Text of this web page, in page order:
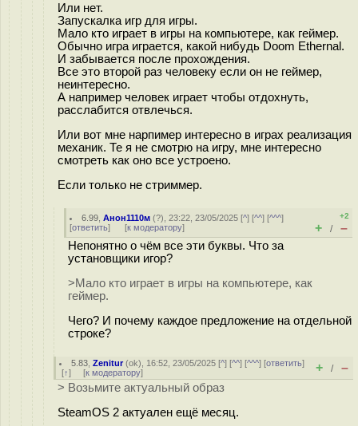
Или нет.
Запускалка игр для игры.
Мало кто играет в игры на компьютере, как геймер.
Обычно игра играется, какой нибудь Doom Ethernal.
И забывается после прохождения.
Все это второй раз человеку если он не геймер,
неинтересно.
А например человек играет чтобы отдохнуть,
расслабится отвлечься.
Или вот мне нарпимер интересно в играх реализация
механик. Те я не смотрю на игру, мне интересно
смотреть как оно все устроено.
Если только не стриммер.
6.99 ,Анон1110м (?), 23:22, 23/05/2025 [^] [^^] [^^^]
[ответить] [к модератору]
+2
+ / –
Непонятно о чём все эти буквы. Что за
установщики игор?
>Мало кто играет в игры на компьютере, как
геймер.
Чего? И почему каждое предложение на отдельной
строке?
5.83 ,Zenitur(ok), 16:52, 23/05/2025 [^] [^^] [^^^] [ответить]
[↑] [к модератору] + / –
> Возьмите актуальный образ
SteamOS 2 актуален ещё месяц.